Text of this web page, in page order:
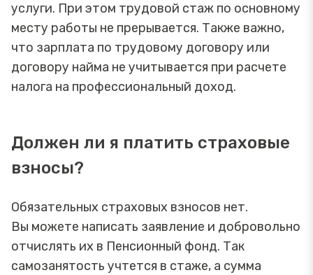
услуги. При этом трудовой стаж по основному
месту работы не прерывается. Также важно,
что зарплата по трудовому договору или
договору найма не учитывается при расчете
налога на профессиональный доход.
Должен ли я платить страховые
взносы?
Обязательных страховых взносов нет.
Вы можете написать заявление и добровольно
отчислять их в Пенсионный фонд. Так
самозанятость учтется в стаже, а сумма